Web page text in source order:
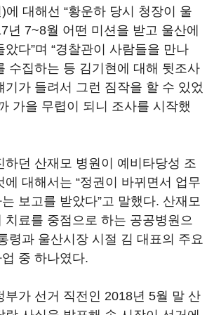
에 대해선 “황운하 당시 청장이 울
년 7~8월 어떤 미션을 받고 울산에
다”며 “경찰관이 사람들을 만나
수집하는 등 김기현에 대해 뒷조사
기가 들려서 그런 짐작을 할 수 있었
가을 무렵이 되니 조사를 시작했
하던 산재모 병원이 예비타당성 조
에 대해서는 “정권이 바뀌면서 업무
보고를 받았다”고 말했다. 산재모
치료를 중점으로 하는 공공병원으
령과 울산시장 시절 김 대표의 주요
중 하나였다.
부가 선거 직전인 2018년 5월 말 산